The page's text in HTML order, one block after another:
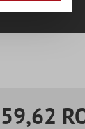
59,62